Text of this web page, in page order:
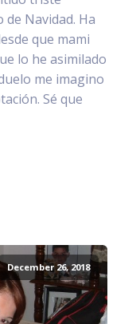
Navidad. Ha
que mami
lo he asimilado
me imagino
Sé que
December 26, 2018